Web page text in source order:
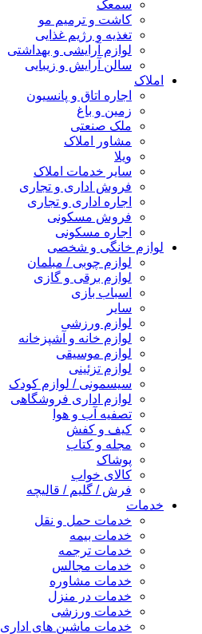
سمعک
کاشت و ترمیم مو
تغذیه و رژیم غذایی
لوازم آرایشی و بهداشتی
سالن آرایش و زیبایی
املاک
اجاره اتاق و پانسیون
زمین و باغ
ملک صنعتی
مشاور املاک
ویلا
سایر خدمات املاک
فروش اداری و تجاری
اجاره اداری و تجاری
فروش مسکونی
اجاره مسکونی
لوازم خانگی و شخصی
لوازم چوبی / مبلمان
لوازم برقی و گازی
اسباب بازی
سایر
لوازم ورزشی
لوازم خانه و آشپزخانه
لوازم موسیقی
لوازم تزئینی
سیسمونی / لوازم کودک
لوازم اداری فروشگاهی
تصفیه آب و هوا
کیف و کفش
مجله و کتاب
پوشاک
کالای خواب
فرش / گلیم / قالیچه
خدمات
خدمات حمل و نقل
خدمات بیمه
خدمات ترجمه
خدمات مجالس
خدمات مشاوره
خدمات در منزل
خدمات ورزشی
خدمات ماشین های اداری